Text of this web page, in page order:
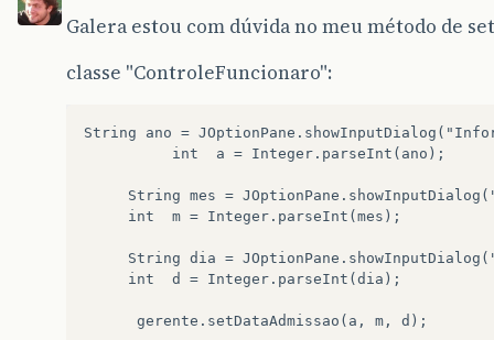
Galera estou com dúvida no meu método de
classe "ControleFuncionaro":
String ano =
          int  a = Integer.parseInt(ano);